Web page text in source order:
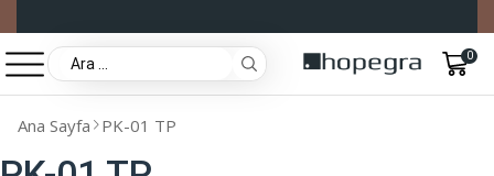
0
Ana Sayfa PK-01 TP